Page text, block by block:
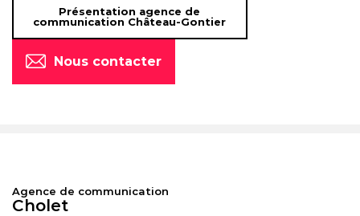
Présentation agence de
communication Château-Gontier
Nous contacter
Agence de communication
Cholet